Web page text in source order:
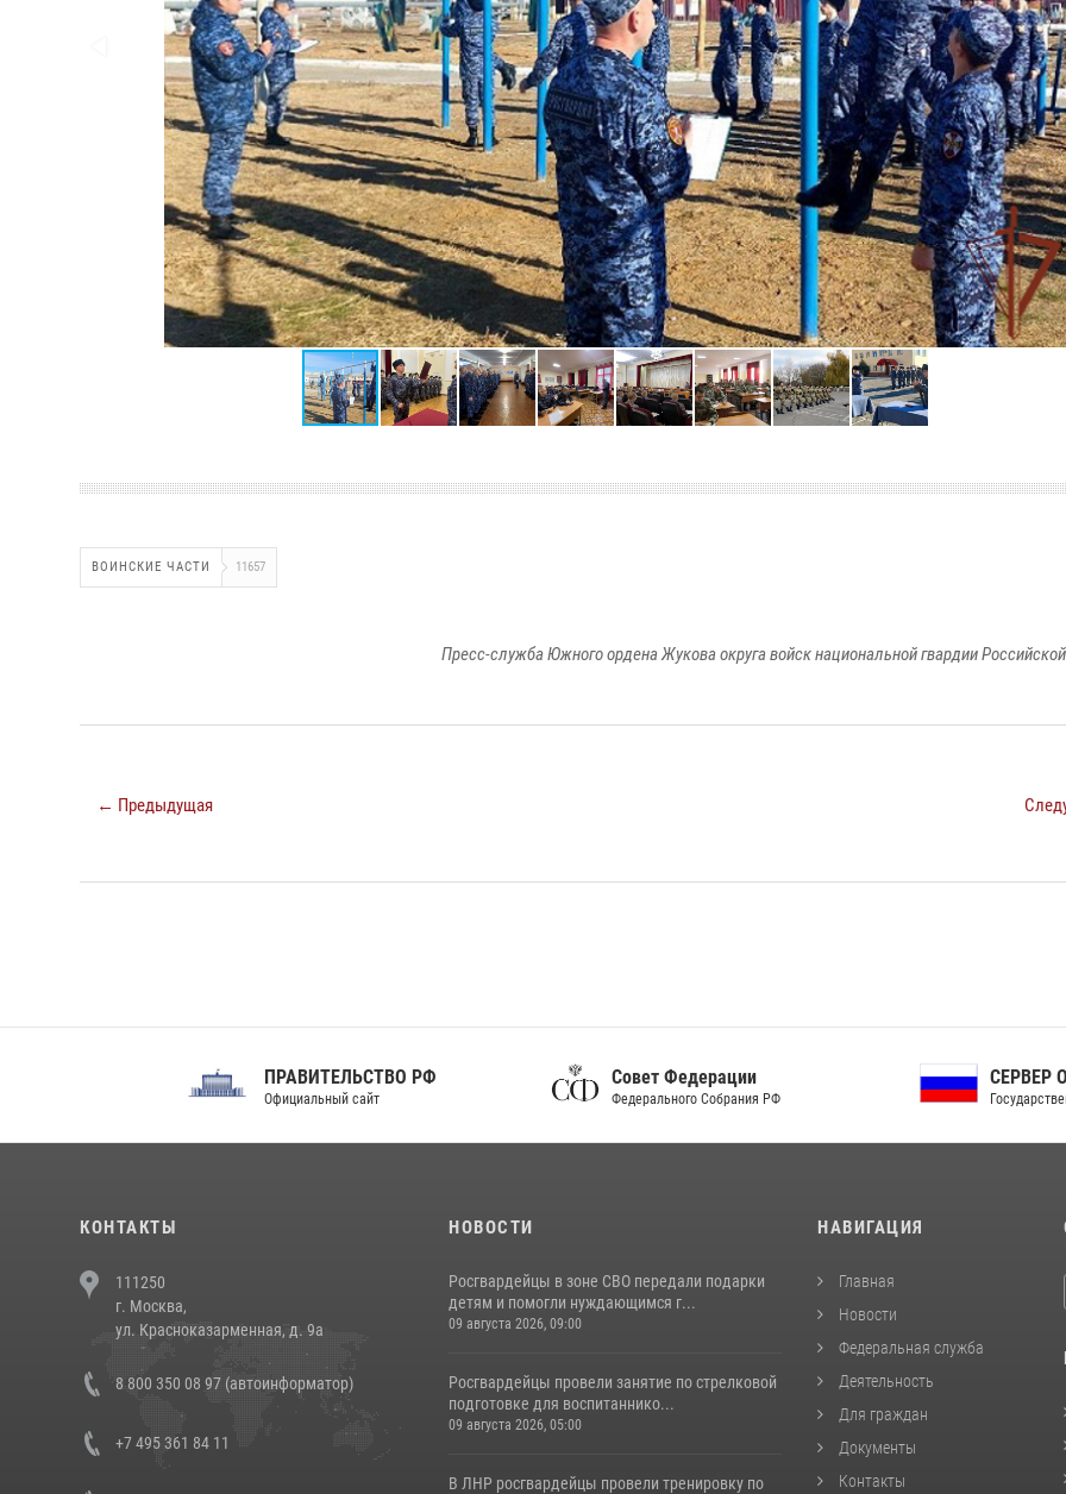
ВОИНСКИЕ ЧАСТИ 11657
Пресс-служба Южного ордена Жукова округа войск национальной гвардии
← Предыдущая
ПРАВИТЕЛЬСТВО РФ
Официальный сайт
Совет Федерации
Федерального Собрания РФ
СЕРВЕР ОРГАНОВ
Государственной власти РФ
КОНТАКТЫ
111250
г. Москва,
ул. Красноказарменная, д. 9а
8 800 350 08 97 (автоинформатор)
+7 495 361 84 11
НОВОСТИ
Росгвардейцы в зоне СВО передали подарки
детям и помогли нуждающимся г...
09 августа 2026, 09:00
Росгвардейцы провели занятие по стрелковой
подготовке для воспитаннико...
09 августа 2026, 05:00
В ЛНР росгвардейцы провели тренировку по
НАВИГАЦИЯ
Главная
Новости
Федеральная служба
Деятельность
Для граждан
Документы
Контакты